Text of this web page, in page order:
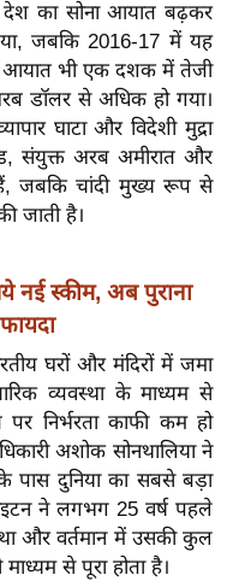
देश का सोना आयात बढ़कर
जबकि 2016-17 में यह
आयात भी एक दशक में तेजी
डॉलर से अधिक हो गया।
घाटा और विदेशी मुद्रा
संयुक्त अरब अमीरात और
हैं, जबकि चांदी मुख्य रूप से
जाती है।
स्कीम, अब पुराना
घरों और मंदिरों में जमा
व्यवस्था के माध्यम से
निर्भरता काफी कम हो
अशोक सोनथालिया ने
पास दुनिया का सबसे बड़ा
ने लगभग 25 वर्ष पहले
था और वर्तमान में उसकी कुल
से पूरा होता है।